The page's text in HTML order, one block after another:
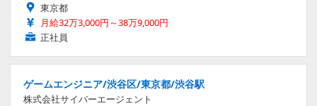
東京都
月給32万3,000円～38万9,000円
正社員
ゲームエンジニア/渋谷区/東京都/渋谷駅
株式会社サイバーエージェント